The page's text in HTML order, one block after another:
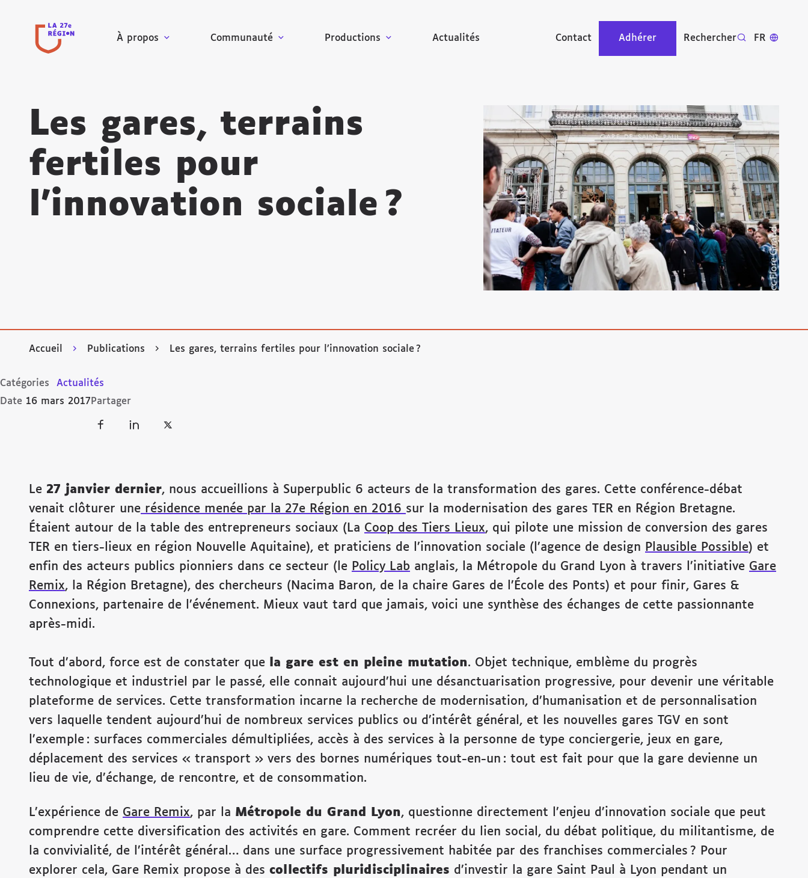
À propos Communauté Productions Actualités Contact Adhérer Rechercher FR
Les gares, terrains
fertiles pour
l’innovation sociale ?
Agrandir
Accueil Publications Les gares, terrains fertiles pour l’innovation sociale ?
Catégories
Actualités
Date 16 mars 2017 Partager
Le 27 janvier dernier, nous accueillions à Superpublic 6 acteurs de la transformation des gares. Cette conférence-débat
venait clôturer une résidence menée par la 27e Région en 2016 sur la modernisation des gares TER en Région Bretagne.
Étaient autour de la table des entrepreneurs sociaux (La Coop des Tiers Lieux, qui pilote une mission de conversion des gares
TER en tiers-lieux en région Nouvelle Aquitaine), et praticiens de l’innovation sociale (l’agence de design Plausible Possible) et
enfin des acteurs publics pionniers dans ce secteur (le Policy Lab anglais, la Métropole du Grand Lyon à travers l’initiative Gare
Remix, la Région Bretagne), des chercheurs (Nacima Baron, de la chaire Gares de l’École des Ponts) et pour finir, Gares &
Connexions, partenaire de l’événement. Mieux vaut tard que jamais, voici une synthèse des échanges de cette passionnante
après-midi.
Tout d’abord, force est de constater que la gare est en pleine mutation. Objet technique, emblème du progrès
technologique et industriel par le passé, elle connait aujourd’hui une désanctuarisation progressive, pour devenir une véritable
plateforme de services. Cette transformation incarne la recherche de modernisation, d’humanisation et de personnalisation
vers laquelle tendent aujourd’hui de nombreux services publics ou d’intérêt général, et les nouvelles gares TGV en sont
l’exemple : surfaces commerciales démultipliées, accès à des services à la personne de type conciergerie, jeux en gare,
déplacement des services « transport » vers des bornes numériques tout-en-un : tout est fait pour que la gare devienne un
lieu de vie, d’échange, de rencontre, et de consommation.
L’expérience de Gare Remix, par la Métropole du Grand Lyon, questionne directement l’enjeu d’innovation sociale que peut
comprendre cette diversification des activités en gare. Comment recréer du lien social, du débat politique, du militantisme, de
la convivialité, de l’intérêt général… dans une surface progressivement habitée par des franchises commerciales ? Pour
explorer cela, Gare Remix propose à des collectifs pluridisciplinaires d’investir la gare Saint Paul à Lyon pendant un